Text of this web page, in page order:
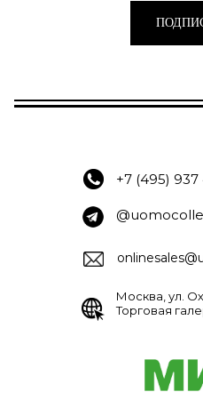
+7 (495) 937
Москва, ул.
Торговая